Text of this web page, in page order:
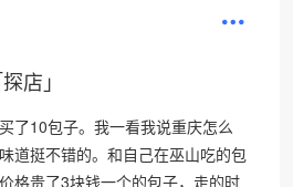
店」
了10包子。我一看我说重庆怎么
道挺不错的。和自己在巫山吃的包
格贵了3块钱一个的包子，走的时